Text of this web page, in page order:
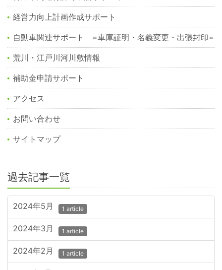
経営力向上計画作成サポート
自動車関連サポート =車庫証明・名義変更・出張封印=
荒川・江戸川河川敷情報
補助金申請サポート
アクセス
お問い合わせ
サイトマップ
過去記事一覧
2024年5月 1 article
2024年3月 1 article
2024年2月 1 article